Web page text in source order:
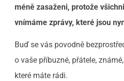
méně zasaženi, protože
vnímáme zprávy, které jsou
Buď se vás povodně
o vaše příbuzné, přátele,
které máte rádi.